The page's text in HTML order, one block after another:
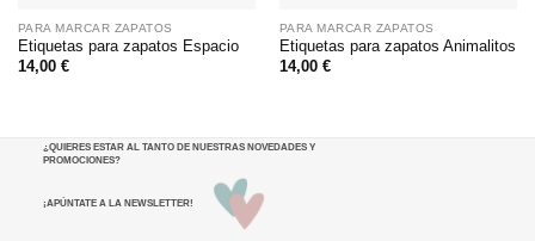
PARA MARCAR ZAPATOS
Etiquetas para zapatos Espacio
14,00 €
PARA MARCAR ZAPATOS
Etiquetas para zapatos Animalitos
14,00 €
¿QUIERES ESTAR AL TANTO DE NUESTRAS NOVEDADES Y
PROMOCIONES?
¡APÚNTATE A LA NEWSLETTER!